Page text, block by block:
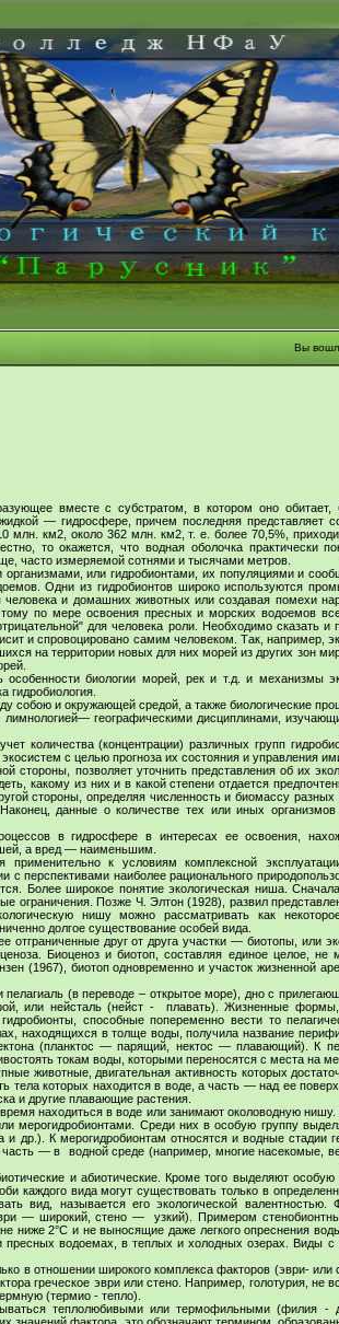
Вы
вместе с субстратом, в котором оно
— гидросфере, причем последняя представляет
млн. км2, около 362 млн. км2, т. е. более 70,5%,
то окажется, что водная оболочка практически
часто измеряемой сотнями и тысячами метров.
или гидробионтами, их популяциями и
Одни из гидробионтов широко используются
и домашних животных или создавая помехи
по мере освоения пресных и морских водоемов
для человека роли. Необходимо сказать и
и спровоцировано самим человеком. Так, например,
на территории новых для них морей из других зон
биологии морей, рек и т.д. и механизмы
гидробиология.
собою и окружающей средой, а также биологические
лимнологией— географическими дисциплинами,
количества (концентрации) различных групп
с целью прогноза их состояния и управления
позволяет уточнить представления об их
какому из них и в какой степени отдается
стороны, определяя численность и биомассу разных
данные о количестве тех или иных
в гидросфере в интересах ее освоения,
а вред — наименьшим.
применительно к условиям комплексной
с перспективами наиболее рационального
Более широкое понятие экологическая ниша.
ограничения. Позже Ч. Элтон (1928), развил
нишу можно рассматривать как некоторое
долгое существование особей вида.
отграниченные друг от друга участки — биотопы, или
Биоценоз и биотоп, составляя единое целое, не
(1967), биотоп одновременно и участок жизненной
(в переводе – открытое море), дно с
или нейсталь (нейст - плавать). Жизненные
способные попеременно вести то
находящихся в толще воды, получила название
(планктос — парящий, нектос — плавающий). К
токам воды, которыми переносятся с места на
животные, двигательная активность которых
которых находится в воде, а часть — над ее
и другие плавающие растения.
находиться в воде или занимают околоводную
мерогидробионтами. Среди них в особую группу
др.). К мерогидробионтам относятся и водные стадии
— в водной среде (например, многие насекомые,
и абиотические. Кроме того выделяют
каждого вида могут существовать только в
вид, называется его экологической
— широкий, стено — узкий). Примером
ниже 2°С и не выносящие даже легкого опреснения
пресных водоемах, в теплых и холодных озерах. Виды
в отношении широкого комплекса факторов (эври-
греческое эври или стено. Например, голотурия,
(термио - тепло).
теплолюбивыми или термофильными (филия